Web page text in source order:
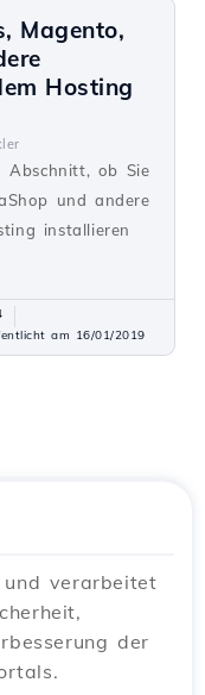
Magento,
Hosting
Abschnitt, ob Sie
und andere
installieren
am 16/01/2019
verarbeitet
der